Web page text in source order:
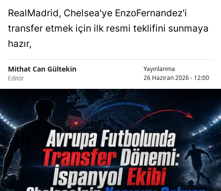
RealMadrid, Chelsea'ye EnzoFernandez'i
transfer etmek için ilk resmi teklifini sunmaya
hazır,
Mithat Can Gültekin
Editör
Yayınlanma
26 Haziran 2026 - 12:00